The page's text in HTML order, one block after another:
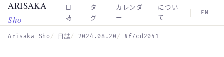
Skip to main content
ARISAKA
Sho
日
誌
タ
グ
カレンダ
ー
につい
て
EN
Arisaka Sho 日誌 2024.08.20 #f7cd2041